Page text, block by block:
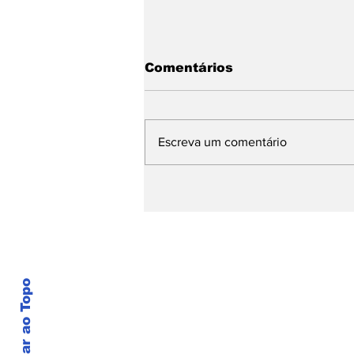
Comentários
Escreva um comentário
Voltar ao Topo